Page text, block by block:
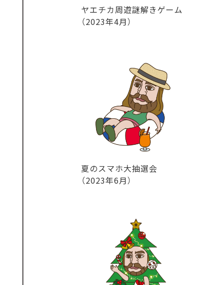
ヤエチカ周遊謎解きゲーム
（2023年4月）
夏のスマホ大抽選会
（2023年6月）